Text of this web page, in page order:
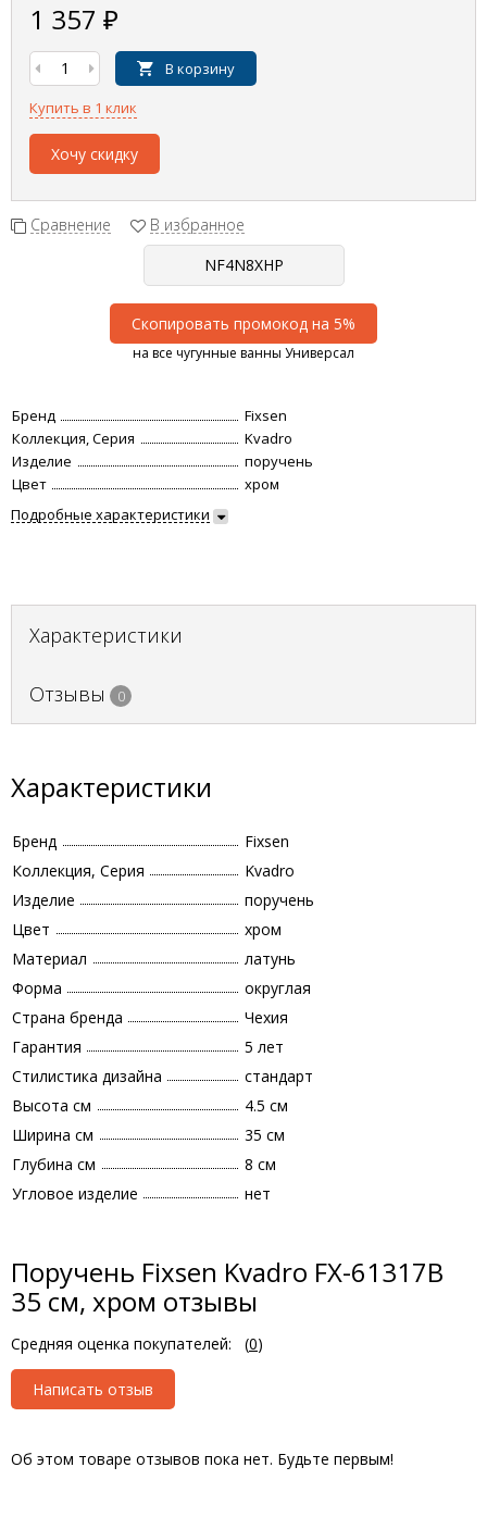
1 357 ₽
В корзину
Купить в 1 клик
Хочу скидку
Сравнение В избранное
Скопировать промокод на 5%
на все чугунные ванны Универсал
Бренд
Fixsen
Коллекция, Серия
Kvadro
Изделие
поручень
Цвет
хром
Подробные характеристики
Характеристики
Отзывы 0
Характеристики
Бренд
Fixsen
Коллекция, Серия
Kvadro
Изделие
поручень
Цвет
хром
Материал
латунь
Форма
округлая
Страна бренда
Чехия
Гарантия
5 лет
Стилистика дизайна
стандарт
Высота см
4.5 см
Ширина см
35 см
Глубина см
8 см
Угловое изделие
нет
Поручень Fixsen Kvadro FX-61317В
35 см, хром отзывы
Средняя оценка покупателей: (0)
Написать отзыв
Об этом товаре отзывов пока нет. Будьте первым!